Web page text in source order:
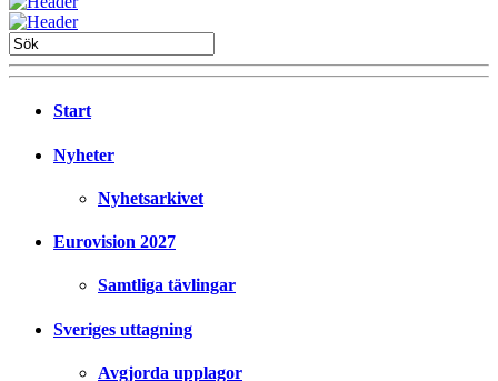
Start
Nyheter
Nyhetsarkivet
Eurovision 2027
Samtliga tävlingar
Sveriges uttagning
Avgjorda upplagor